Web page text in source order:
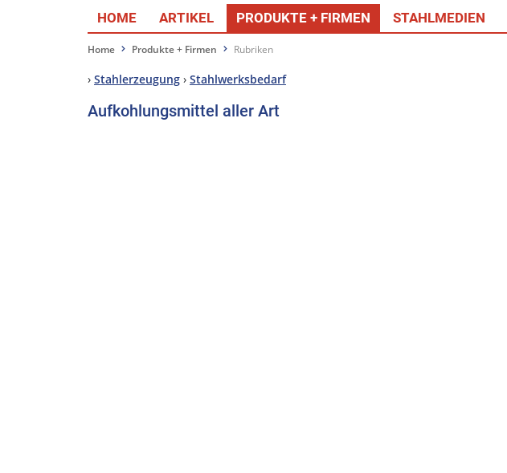
HOME ARTIKEL PRODUKTE + FIRMEN STAHLMEDIEN
Home Produkte + Firmen Rubriken
› Stahlerzeugung › Stahlwerksbedarf
Aufkohlungsmittel aller Art